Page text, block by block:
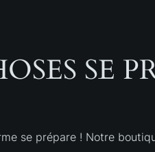
SE
se prépare ! Notre